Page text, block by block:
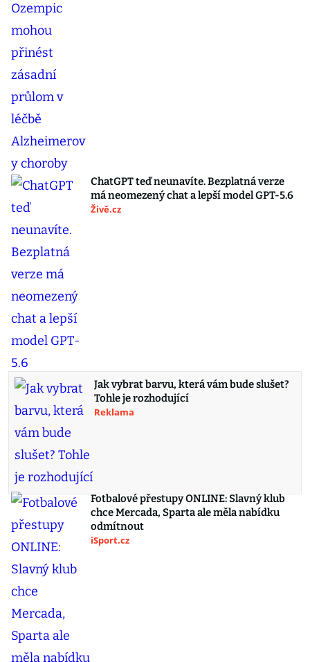
ChatGPT teď neunavíte. Bezplatná verze
má neomezený chat a lepší model GPT-5.6
Živě.cz
Jak vybrat barvu, která vám bude slušet?
Tohle je rozhodující
Reklama
Fotbalové přestupy ONLINE: Slavný klub
chce Mercada, Sparta ale měla nabídku
odmítnout
iSport.cz